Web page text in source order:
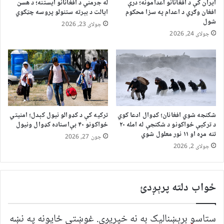
ایران کې د افغانانو اعدامونه؛ درې
افغان وګړي د اعدام په سزا محکوم
شول
جولای 24, 2026
له جرمني د افغانانو ایستنه؛ د هسن
ایالت د بېرته ستنولو پروسه چټکوي
جولای 23, 2026
شکنجه شوي افغانان؛ کډوال ادعا کوي
د ترکیې ځواکونو د شکنجې له امله ۲۰
تنه مړه او ۱۱ نور معلول شوي
جولای 2, 2026
ترکیه کې د کډوالو نیول کېدل؛ امنیتي
ځواکونو ۴۰ بې‌اسناده کډوال ونیول
جون 27, 2026
ځواب دلته پرېږدئ
ستاسو برېښناليک به نه خپريږي. غوښتى ځایونه په نښه